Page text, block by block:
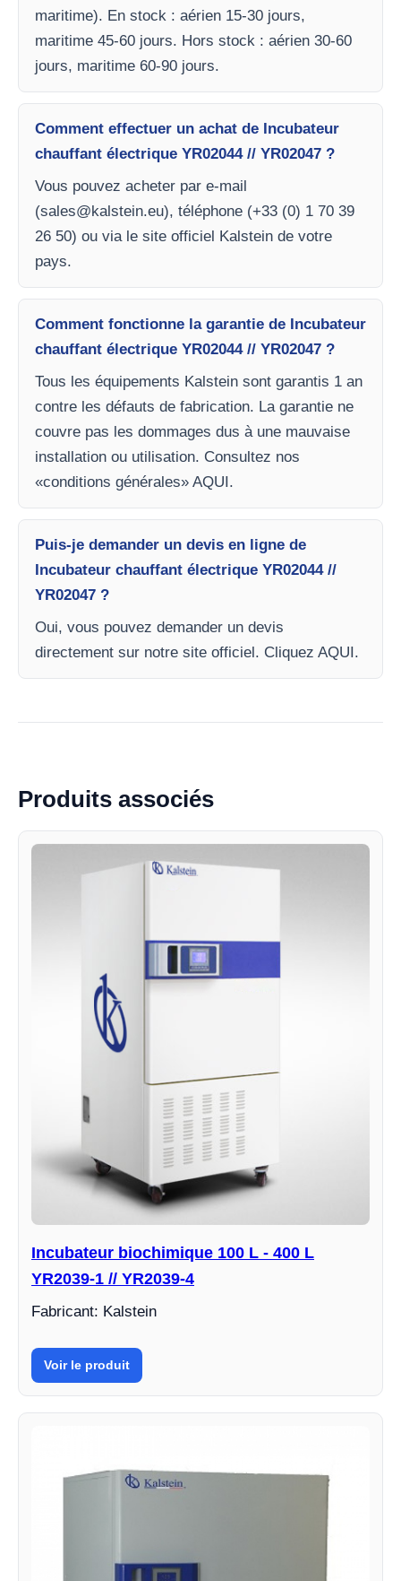
maritime). En stock : aérien 15-30 jours,
maritime 45-60 jours. Hors stock : aérien 30-60
jours, maritime 60-90 jours.
Comment effectuer un achat de Incubateur
chauffant électrique YR02044 // YR02047 ?
Vous pouvez acheter par e-mail
(sales@kalstein.eu), téléphone (+33 (0) 1 70 39
26 50) ou via le site officiel Kalstein de votre
pays.
Comment fonctionne la garantie de Incubateur
chauffant électrique YR02044 // YR02047 ?
Tous les équipements Kalstein sont garantis 1 an
contre les défauts de fabrication. La garantie ne
couvre pas les dommages dus à une mauvaise
installation ou utilisation. Consultez nos
«conditions générales» AQUI.
Puis-je demander un devis en ligne de
Incubateur chauffant électrique YR02044 //
YR02047 ?
Oui, vous pouvez demander un devis
directement sur notre site officiel. Cliquez AQUI.
Produits associés
Incubateur biochimique 100 L - 400 L
YR2039-1 // YR2039-4
Fabricant: Kalstein
Voir le produit